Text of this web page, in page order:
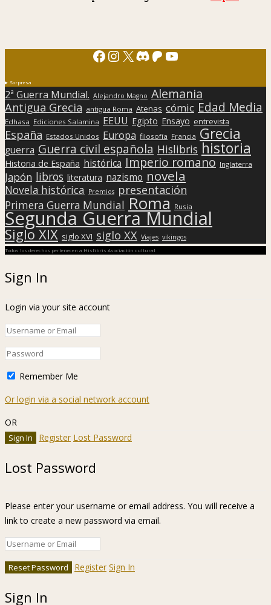
Facebook
Instagram
X Discord
Patreon
YouTube
Sorpresa
2ª Guerra Mundial. Alejandro Magno Alemania
Antigua Grecia antigua Roma Atenas cómic Edad Media
Edhasa Ediciones Salamina EEUU Egipto Ensayo entrevista
España Estados Unidos Europa filosofía Francia Grecia
guerra Guerra civil española Hislibris historia
Historia de España histórica Imperio romano Inglaterra
Japón libros literatura nazismo novela
Novela histórica Premios presentación
Primera Guerra Mundial Roma Rusia
Segunda Guerra Mundial
Siglo XIX siglo XVI siglo XX Viajes vikingos
Todos los derechos pertenecen a Hislibris Asociación cultural
Sign In
Login via your site account
Remember Me
Or login via a social network account
OR
Register Lost Password
Lost Password
Please enter your username or email address. You will receive a
link to create a new password via email.
Register Sign In
Sign In